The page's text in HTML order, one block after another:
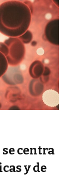
centra
y de